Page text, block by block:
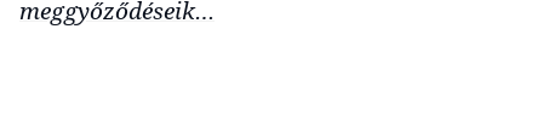
meggyőződéseik…